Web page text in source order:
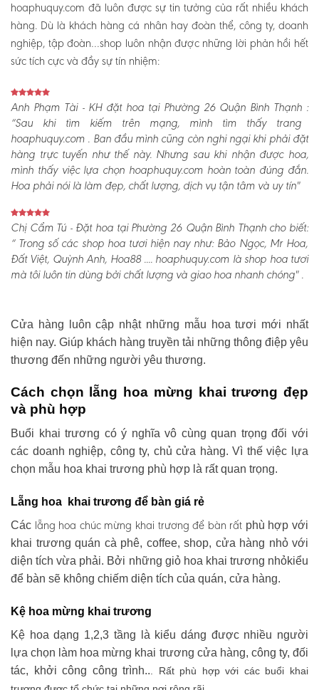
hoaphuquy.com đã luôn được sự tin tưởng của rất nhiều khách
hàng. Dù là khách hàng cá nhân hay đoàn thể, công ty, doanh
nghiệp, tập đoàn…shop luôn nhận được những lời phản hồi hết
sức tích cực và đầy sự tín nhiệm:
Anh Phạm Tài - KH đặt hoa tại Phường 26 Quận Bình Thạnh :
“Sau khi tìm kiếm trên mạng, mình tìm thấy trang
hoaphuquy.com . Ban đầu mình cũng còn nghi ngại khi phải đặt
hàng trực tuyến như thế này. Nhưng sau khi nhận được hoa,
mình thấy việc lựa chọn hoaphuquy.com hoàn toàn đúng đắn.
Hoa phải nói là làm đẹp, chất lượng, dịch vụ tận tâm và uy tín"
Chị Cẩm Tú - Đặt hoa tại Phường 26 Quận Bình Thạnh cho biết:
“ Trong số các shop hoa tươi hiện nay như: Bảo Ngọc, Mr Hoa,
Đất Việt, Quỳnh Anh, Hoa88 .... hoaphuquy.com là shop hoa tươi
mà tôi luôn tin dùng bởi chất lượng và giao hoa nhanh chóng" .
Cửa hàng luôn cập nhật những mẫu hoa tươi mới nhất
hiện nay. Giúp khách hàng truyền tải những thông điệp yêu
thương đến những người yêu thương.
Cách chọn lẵng hoa mừng khai trương đẹp
và phù hợp
Buổi khai trương có ý nghĩa vô cùng quan trọng đối với
các doanh nghiệp, công ty, chủ cửa hàng. Vì thế việc lựa
chọn mẫu hoa khai trương phù hợp là rất quan trọng.
Lẵng hoa khai trương để bàn giá rẻ
Các lẵng hoa chúc mừng khai trương để bàn rất phù hợp với
khai trương quán cà phê, coffee, shop, cửa hàng nhỏ với
diện tích vừa phải. Bởi những giỏ hoa khai trương nhỏkiểu
để bàn sẽ không chiếm diện tích của quán, cửa hàng.
Kệ hoa mừng khai trương
Kệ hoa dạng 1,2,3 tầng là kiểu dáng được nhiều người
lựa chọn làm hoa mừng khai trương cửa hàng, công ty, đối
tác, khởi công công trình.. . Rất phù hợp với các buổi khai